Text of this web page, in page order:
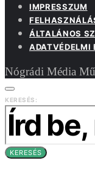
IMPRESSZUM
ÁLTALÁNOS
ADATVÉDELMI
Nógrádi Média
KERESÉS:
KERESÉS